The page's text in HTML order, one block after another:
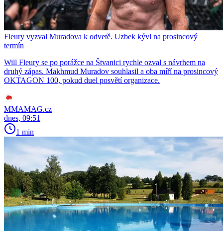
Fleury vyzval Muradova k odvetě. Uzbek kývl na prosincový
termín
Will Fleury se po porážce na Štvanici rychle ozval s návrhem na
druhý zápas. Makhmud Muradov souhlasil a oba míří na prosincový
OKTAGON 100, pokud duel posvětí organizace.
MMAMAG.cz
dnes, 09:51
1 min